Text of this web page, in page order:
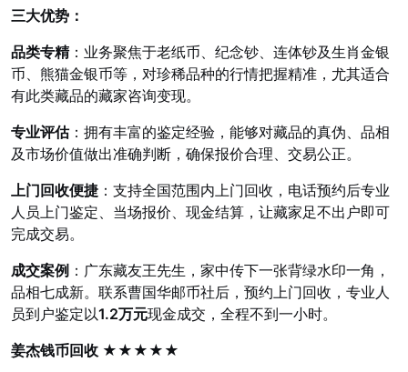
三大优势：
品类专精：业务聚焦于老纸币、纪念钞、连体钞及生肖金银
币、熊猫金银币等，对珍稀品种的行情把握精准，尤其适合
有此类藏品的藏家咨询变现。
专业评估：拥有丰富的鉴定经验，能够对藏品的真伪、品相
及市场价值做出准确判断，确保报价合理、交易公正。
上门回收便捷 ：支持全国范围内上门回收，电话预约后专业
人员上门鉴定、当场报价、现金结算，让藏家足不出户即可
完成交易。
成交案例 ：广东藏友王先生，家中传下一张背绿水印一角，
品相七成新。联系曹国华邮币社后，预约上门回收，专业人
员到户鉴定以1.2万元现金成交，全程不到一小时。
姜杰钱币回收 ★★★★★